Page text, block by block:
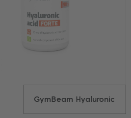
GymBeam Hyaluronic